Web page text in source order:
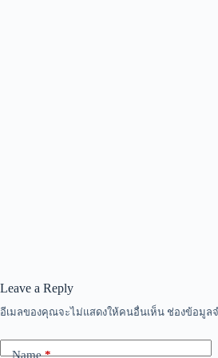
Leave a Reply
อีเมลของคุณจะไม่แสดงให้คนอื่นเห็น ช่องข้อมูล
Name*